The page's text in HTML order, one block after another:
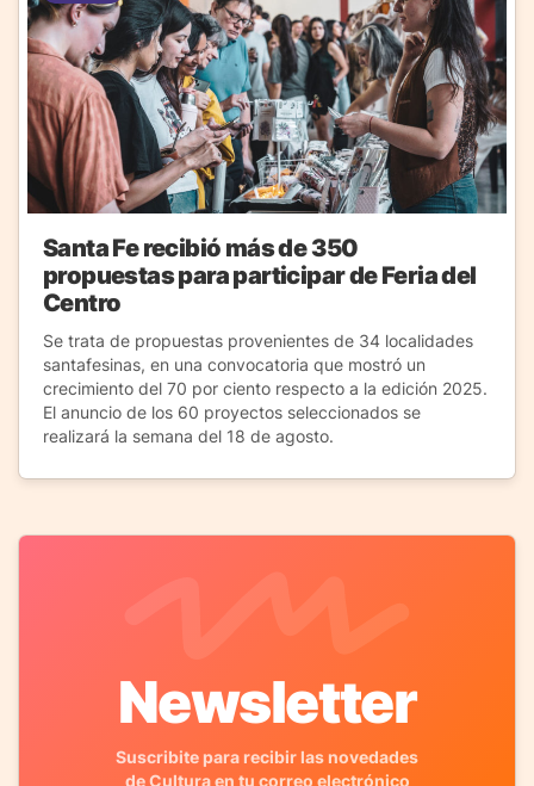
Santa Fe recibió más de 350
propuestas para participar de Feria del
Centro
Se trata de propuestas provenientes de 34 localidades
santafesinas, en una convocatoria que mostró un
crecimiento del 70 por ciento respecto a la edición 2025.
El anuncio de los 60 proyectos seleccionados se
realizará la semana del 18 de agosto.
Newsletter
Suscribite para recibir las novedades
de Cultura en tu correo electrónico